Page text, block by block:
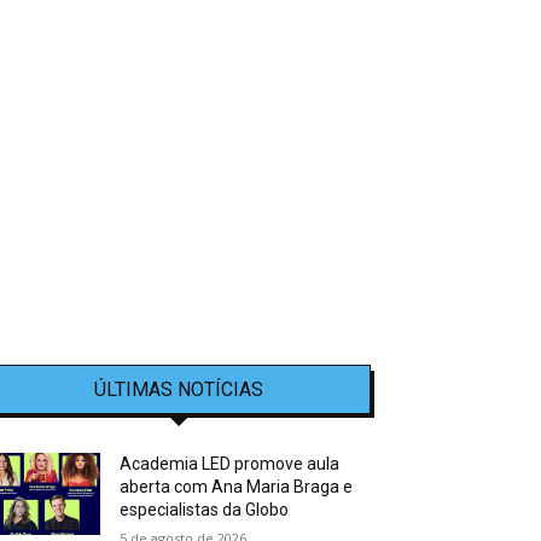
ÚLTIMAS NOTÍCIAS
Academia LED promove aula
aberta com Ana Maria Braga e
especialistas da Globo